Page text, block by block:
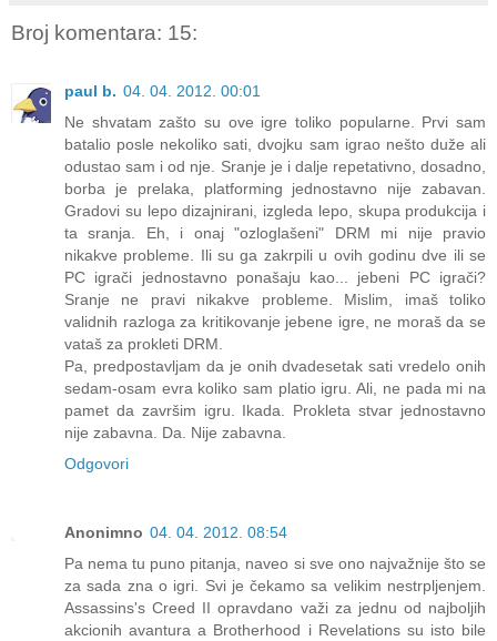
Broj komentara: 15:
paul b. 04. 04. 2012. 00:01
Ne shvatam zašto su ove igre toliko popularne. Prvi sam
batalio posle nekoliko sati, dvojku sam igrao nešto duže ali
odustao sam i od nje. Sranje je i dalje repetativno, dosadno,
borba je prelaka, platforming jednostavno nije zabavan.
Gradovi su lepo dizajnirani, izgleda lepo, skupa produkcija i
ta sranja. Eh, i onaj "ozloglašeni" DRM mi nije pravio
nikakve probleme. Ili su ga zakrpili u ovih godinu dve ili se
PC igrači jednostavno ponašaju kao... jebeni PC igrači?
Sranje ne pravi nikakve probleme. Mislim, imaš toliko
validnih razloga za kritikovanje jebene igre, ne moraš da se
vataš za prokleti DRM.
Pa, predpostavljam da je onih dvadesetak sati vredelo onih
sedam-osam evra koliko sam platio igru. Ali, ne pada mi na
pamet da završim igru. Ikada. Prokleta stvar jednostavno
nije zabavna. Da. Nije zabavna.
Odgovori
Anonimno 04. 04. 2012. 08:54
Pa nema tu puno pitanja, naveo si sve ono najvažnije što se
za sada zna o igri. Svi je čekamo sa velikim nestrpljenjem.
Assassins's Creed II opravdano važi za jednu od najboljih
akcionih avantura a Brotherhood i Revelations su isto bile